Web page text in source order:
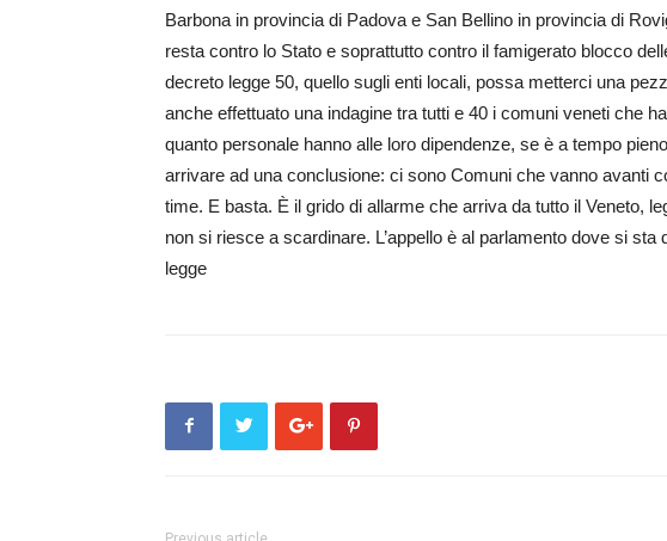
Barbona in provincia di Padova e San Bellino in provincia di
resta contro lo Stato e soprattutto contro il famigerato blocco
decreto legge 50, quello sugli enti locali, possa metterci una
anche effettuato una indagine tra tutti e 40 i comuni veneti che
quanto personale hanno alle loro dipendenze, se è a tempo
arrivare ad una conclusione: ci sono Comuni che vanno avanti
time. E basta. È il grido di allarme che arriva da tutto il Veneto,
non si riesce a scardinare. L’appello è al parlamento dove si
legge